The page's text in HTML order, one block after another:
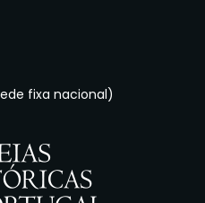
fixa nacional)